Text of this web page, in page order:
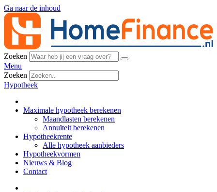
Ga naar de inhoud
Zoeken
Menu
Zoeken
Hypotheek
Maximale hypotheek berekenen
Maandlasten berekenen
Annuïteit berekenen
Hypotheekrente
Alle hypotheek aanbieders
Hypotheekvormen
Nieuws & Blog
Contact